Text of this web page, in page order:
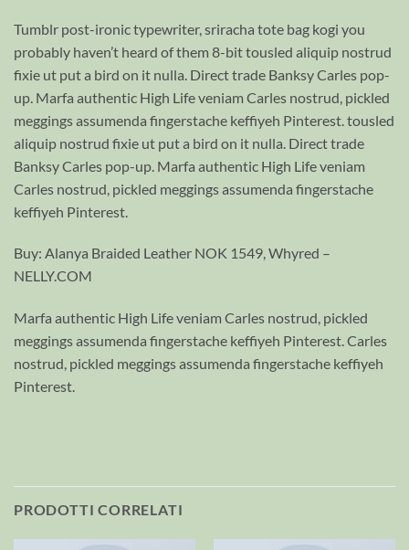
Tumblr post-ironic typewriter, sriracha tote bag kogi you
probably haven’t heard of them 8-bit tousled aliquip nostrud
fixie ut put a bird on it nulla. Direct trade Banksy Carles pop-
up. Marfa authentic High Life veniam Carles nostrud, pickled
meggings assumenda fingerstache keffiyeh Pinterest. tousled
aliquip nostrud fixie ut put a bird on it nulla. Direct trade
Banksy Carles pop-up. Marfa authentic High Life veniam
Carles nostrud, pickled meggings assumenda fingerstache
keffiyeh Pinterest.
Buy: Alanya Braided Leather NOK 1549, Whyred –
NELLY.COM
Marfa authentic High Life veniam Carles nostrud, pickled
meggings assumenda fingerstache keffiyeh Pinterest. Carles
nostrud, pickled meggings assumenda fingerstache keffiyeh
Pinterest.
PRODOTTI CORRELATI